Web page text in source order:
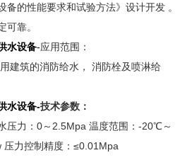
备的性能要求和试验方法》设计开发 。
可靠。
水设备-应用范围：
建筑的消防给水， 消防栓及喷淋给
水设备-技术参数：
压力：0～2.5Mpa 温度范围：-20℃～
力控制精度：≤0.01Mpa